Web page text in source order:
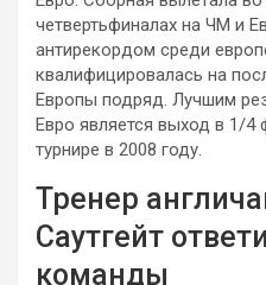
четвертьфиналах на ЧМ и
антирекордом среди
квалифицировалась на
Европы подряд. Лучшим
Евро является выход в 1/
турнире в 2008 году.
Тренер
Саутгейт
команды